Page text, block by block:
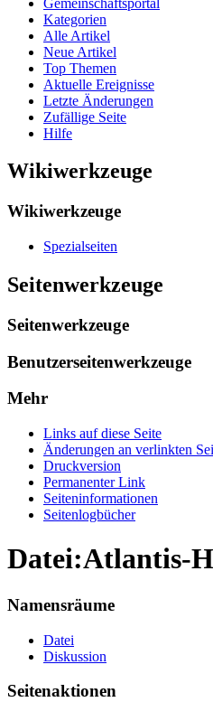
Kategorien
Alle Artikel
Neue Artikel
Top Themen
Aktuelle Ereignisse
Letzte Änderungen
Zufällige Seite
Hilfe
Wikiwerkzeuge
Wikiwerkzeuge
Spezialseiten
Seitenwerkzeuge
Seitenwerkzeuge
Benutzerseitenwerkzeuge
Mehr
Links auf diese Seite
Änderungen an verlinkten
Druckversion
Permanenter Link
Seiten­informationen
Seitenlogbücher
Datei:Atlantis-
Namensräume
Datei
Diskussion
Seitenaktionen